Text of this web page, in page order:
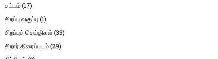
சட்டம்(17)
சிறப்பு வகுப்பு (1)
சிறப்புச் செய்திகள்(33)
சிறார் திரைப்படம்(29)